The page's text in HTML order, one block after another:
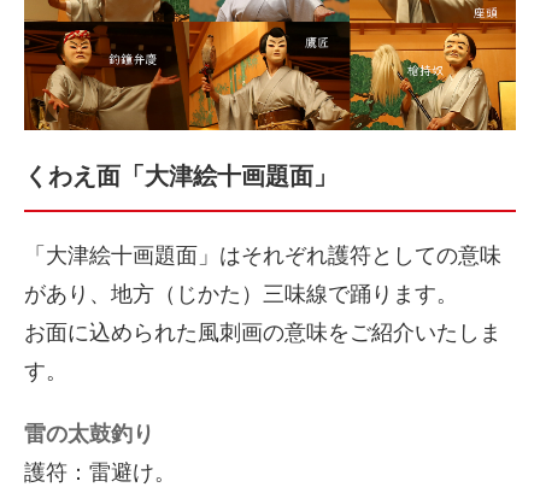
くわえ面「大津絵十画題面」
「大津絵十画題面」はそれぞれ護符としての意味
があり、地方（じかた）三味線で踊ります。
お面に込められた風刺画の意味をご紹介いたしま
す。
雷の太鼓釣り
護符：雷避け。